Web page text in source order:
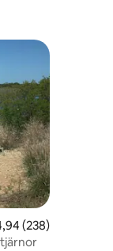
av 5 i
(238)